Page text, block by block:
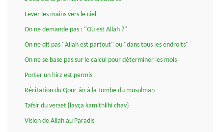
Lever les mains vers le ciel
On ne demande pas : "Où est Allah ?"
On ne dit pas "Allah est partout" ou "dans tous les endroits"
On ne se base pas sur le calcul pour déterminer les mois
Porter un hirz est permis
Récitation du Qour-ân à la tombe du musulman
Tafsir du verset {layça kamithlihi chay}
Vision de Allah au Paradis